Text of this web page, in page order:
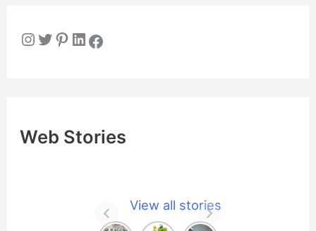
Instagram Twitter Pinterest LinkedIn Facebook
Web Stories
View all stories